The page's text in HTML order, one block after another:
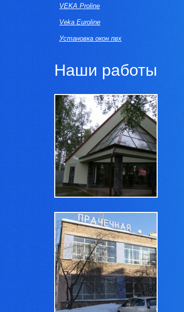
VEKA Proline
Veka Euroline
Установка окон пвх
Наши работы